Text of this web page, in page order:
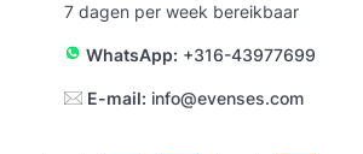
7 dagen per week bereikbaar
WhatsApp: +316-43977699
E-mail: info@evenses.com